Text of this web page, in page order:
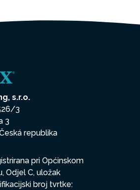
s.r.o.
3
3
republika
pri Općinskom
Odjel C, uložak
broj tvrtke: